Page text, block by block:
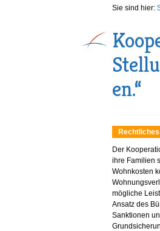
Sie sind hier:
en.“
Der
ihre Familien
Wohnkosten
mögliche
Ansatz des
Sanktionen